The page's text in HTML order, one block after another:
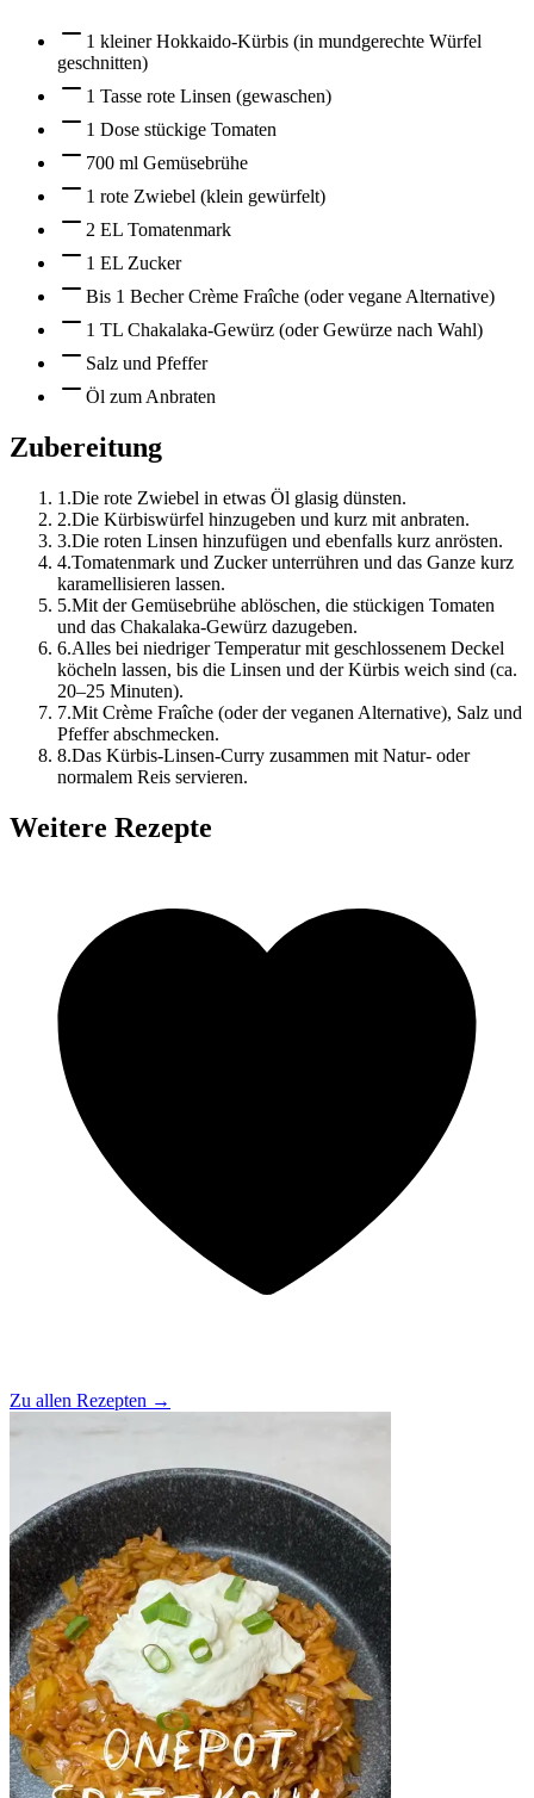
1 kleiner Hokkaido-Kürbis (in mundgerechte Würfel
geschnitten)
1 Tasse rote Linsen (gewaschen)
1 Dose stückige Tomaten
700 ml Gemüsebrühe
1 rote Zwiebel (klein gewürfelt)
2 EL Tomatenmark
1 EL Zucker
Bis 1 Becher Crème Fraîche (oder vegane Alternative)
1 TL Chakalaka-Gewürz (oder Gewürze nach Wahl)
Salz und Pfeffer
Öl zum Anbraten
Zubereitung
1 .Die rote Zwiebel in etwas Öl glasig dünsten.
2.Die Kürbiswürfel hinzugeben und kurz mit anbraten.
3.Die roten Linsen hinzufügen und ebenfalls kurz anrösten.
4.Tomatenmark und Zucker unterrühren und das Ganze kurz
karamellisieren lassen.
5.Mit der Gemüsebrühe ablöschen, die stückigen Tomaten
und das Chakalaka-Gewürz dazugeben.
6.Alles bei niedriger Temperatur mit geschlossenem Deckel
köcheln lassen, bis die Linsen und der Kürbis weich sind (ca.
20–25 Minuten).
7.Mit Crème Fraîche (oder der veganen Alternative), Salz und
Pfeffer abschmecken.
8.Das Kürbis-Linsen-Curry zusammen mit Natur- oder
normalem Reis servieren.
Weitere Rezepte
Zu allen Rezepten →